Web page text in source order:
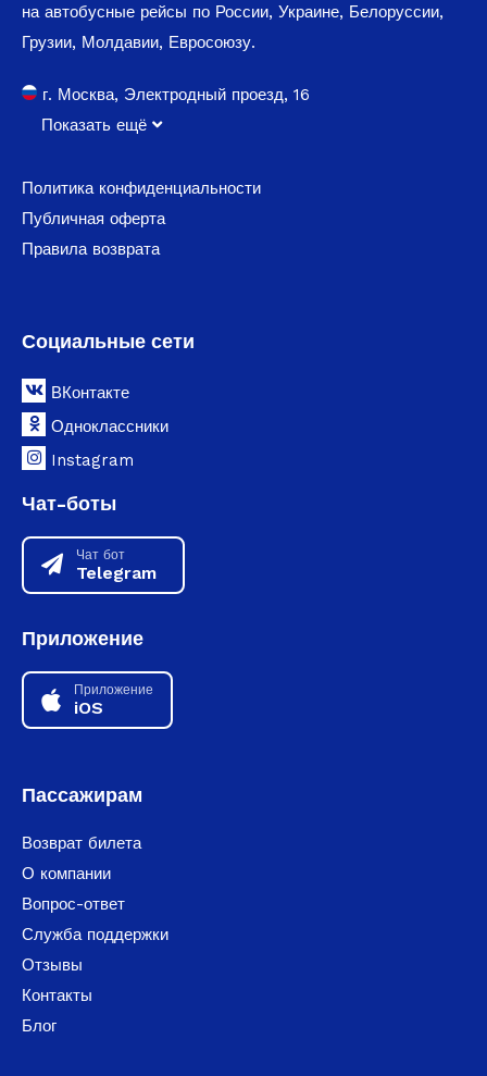
на автобусные рейсы по России, Украине, Белоруссии,
Грузии, Молдавии, Евросоюзу.
г. Москва, Электродный проезд, 16
Показать ещё
Политика конфиденциальности
Публичная оферта
Правила возврата
Социальные сети
ВКонтакте
Одноклассники
Instagram
Чат-боты
Чат бот
Telegram
Приложение
Приложение
iOS
Пассажирам
Возврат билета
О компании
Вопрос-ответ
Служба поддержки
Отзывы
Контакты
Блог